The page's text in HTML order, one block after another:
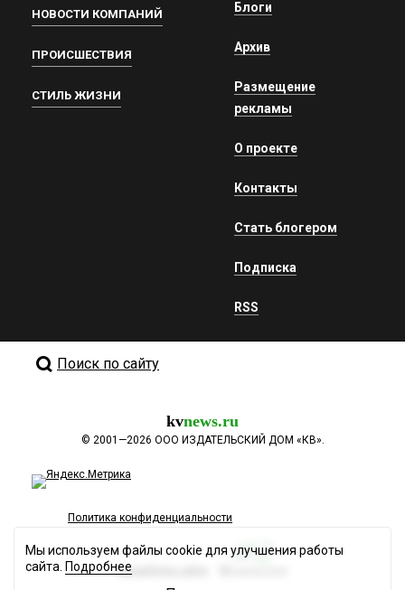
НОВОСТИ КОМПАНИЙ
ПРОИСШЕСТВИЯ
СТИЛЬ ЖИЗНИ
Блоги
Архив
Размещение
рекламы
О проекте
Контакты
Стать блогером
Подписка
RSS
Поиск по сайту
kvnews.ru
© 2001—2026 ООО ИЗДАТЕЛЬСКИЙ ДОМ «КВ».
Политика конфиденциальности
Разработка сайта
Мы используем файлы cookie для улучшения работы
сайта. Подробнее